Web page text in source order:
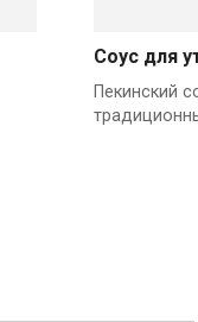
Соус для
Пекинский